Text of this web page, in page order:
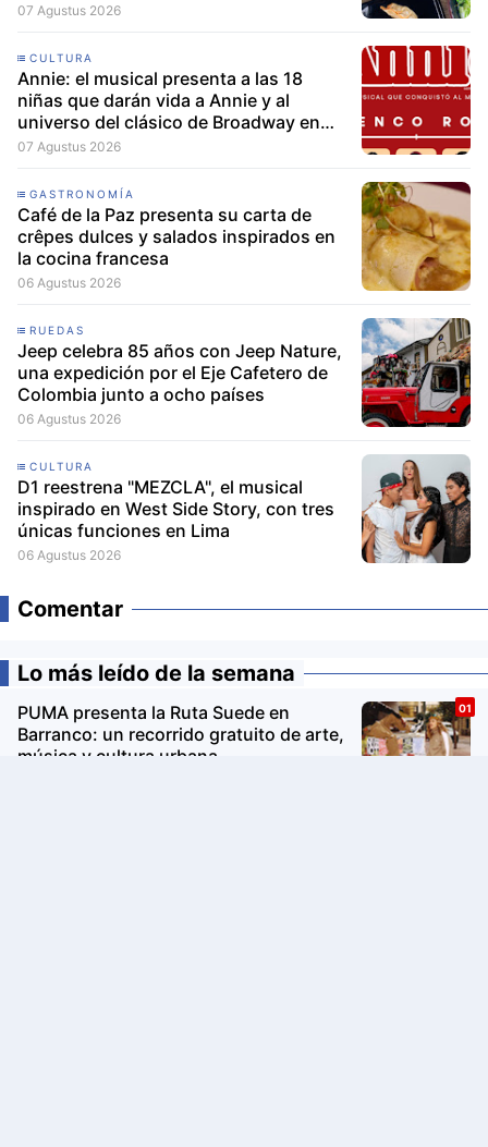
07 Agustus 2026
CULTURA
Annie: el musical presenta a las 18
niñas que darán vida a Annie y al
universo del clásico de Broadway en
Lima
07 Agustus 2026
GASTRONOMÍA
Café de la Paz presenta su carta de
crêpes dulces y salados inspirados en
la cocina francesa
06 Agustus 2026
RUEDAS
Jeep celebra 85 años con Jeep Nature,
una expedición por el Eje Cafetero de
Colombia junto a ocho países
06 Agustus 2026
CULTURA
D1 reestrena "MEZCLA", el musical
inspirado en West Side Story, con tres
únicas funciones en Lima
06 Agustus 2026
Comentar
Lo más leído de la semana
PUMA presenta la Ruta Suede en
Barranco: un recorrido gratuito de arte,
música y cultura urbana